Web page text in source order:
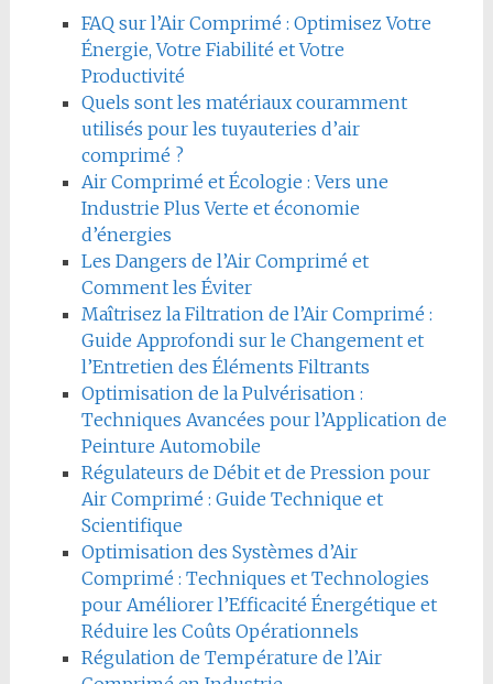
FAQ sur l’Air Comprimé : Optimisez Votre
Énergie, Votre Fiabilité et Votre
Productivité
Quels sont les matériaux couramment
utilisés pour les tuyauteries d’air
comprimé ?
Air Comprimé et Écologie : Vers une
Industrie Plus Verte et économie
d’énergies
Les Dangers de l’Air Comprimé et
Comment les Éviter
Maîtrisez la Filtration de l’Air Comprimé :
Guide Approfondi sur le Changement et
l’Entretien des Éléments Filtrants
Optimisation de la Pulvérisation :
Techniques Avancées pour l’Application de
Peinture Automobile
Régulateurs de Débit et de Pression pour
Air Comprimé : Guide Technique et
Scientifique
Optimisation des Systèmes d’Air
Comprimé : Techniques et Technologies
pour Améliorer l’Efficacité Énergétique et
Réduire les Coûts Opérationnels
Régulation de Température de l’Air